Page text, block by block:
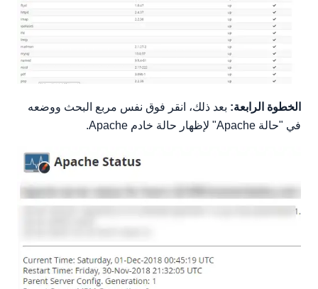
الخطوة الرابعة: بعد ذلك، انقر فوق نفس مربع البحث ووضعه
في "حالة Apache" لإظهار حالة خادم Apache.